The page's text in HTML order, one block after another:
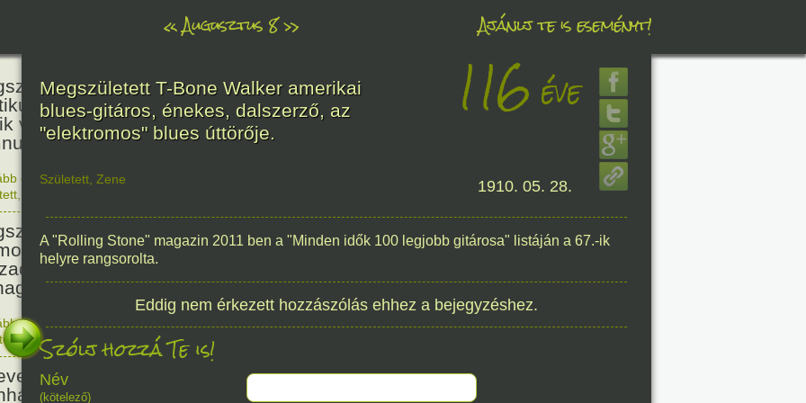
«Augusztus 8» Ajánlj te is eseményt!
Kölcsey Ferenc költő,
akadémikus, a reformkor
vezéregyénisége, a nemzeti
költője.
236
olvasom|1 hozzászólás, szólj Te is hozzá!
Mikes Kelemen
műfordító, a XVIII.
magyar prózairodalom
alakja.
336éve
olvasom
,Történelem Magyar
a Pesti Magyar
Nemzeti Színháznak.
186éve
Megszületett T-Bone Walker amerikai
blues-gitáros, énekes, dalszerző, az
"elektromos" blues úttörője.
116 éve
Született Zene 1910. 05. 28.
A "Rolling Stone" magazin 2011 ben a "Minden idők 100 legjobb gitárosa" listáján a 67.-ik
helyre rangsorolta.
Eddig nem érkezett hozzászólás ehhez a bejegyzéshez.
Szólj hozzá Te is!
Név
(kötelező)